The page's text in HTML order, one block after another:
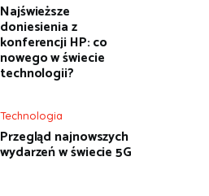
Najświeższe
doniesienia z
konferencji HP: co
nowego w świecie
technologii?
Technologia
Przegląd najnowszych
wydarzeń w świecie 5G